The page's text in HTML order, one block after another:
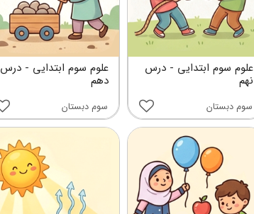
علوم سوم ابتدایی - درس
دهم
سوم دبستان
علوم سوم ابتدایی - درس
نهم
سوم دبستان